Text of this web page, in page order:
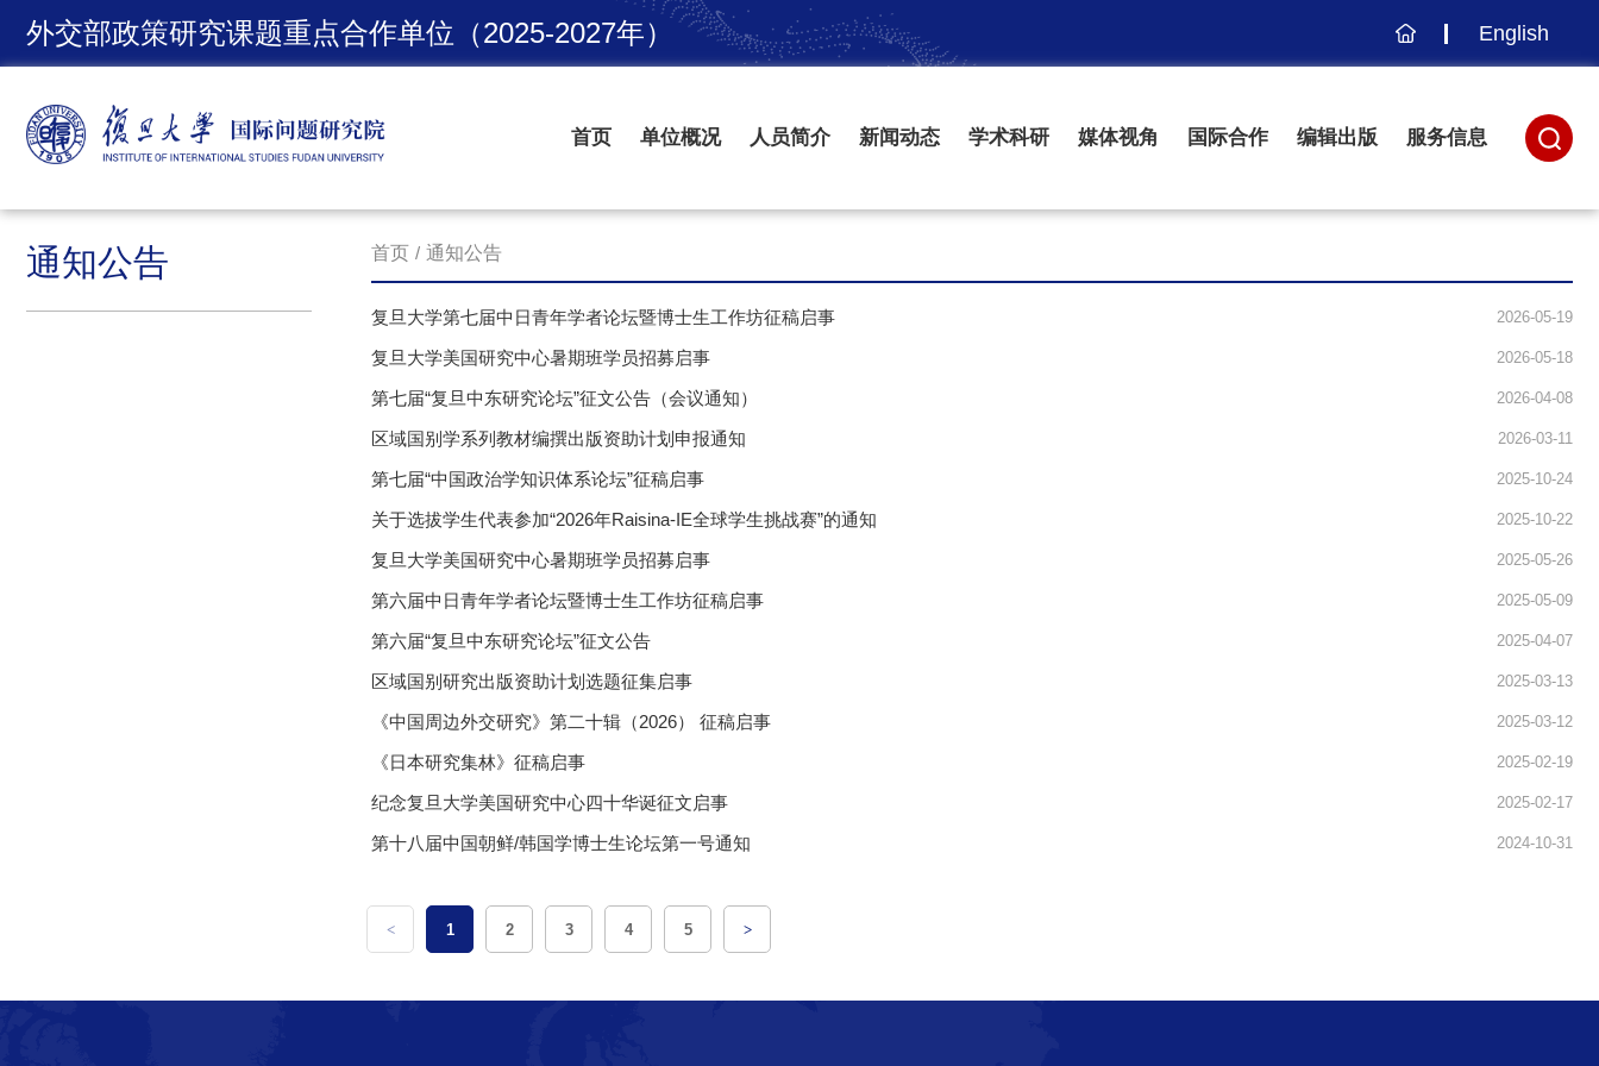
外交部政策研究课题重点合作单位（2025-2027年） 主 English
首页 单位概况 人员简介 新闻动态 学术科研 媒体视角 国际合作 编辑出版 服务信息
通知公告 首页 / 通知公告
2026-05-19
复旦大学第七届中日青年学者论坛暨博士生工作坊征稿启事
2026-05-18
复旦大学美国研究中心暑期班学员招募启事
2026-04-08
第七届“复旦中东研究论坛”征文公告（会议通知）
2026-03-11
区域国别学系列教材编撰出版资助计划申报通知
2025-10-24
第七届“中国政治学知识体系论坛”征稿启事
2025-10-22
关于选拔学生代表参加“2026年Raisina-IE全球学生挑战赛”的通知
2025-05-26
复旦大学美国研究中心暑期班学员招募启事
2025-05-09
第六届中日青年学者论坛暨博士生工作坊征稿启事
2025-04-07
第六届“复旦中东研究论坛”征文公告
2025-03-13
区域国别研究出版资助计划选题征集启事
2025-03-12
《中国周边外交研究》第二十辑（2026） 征稿启事
2025-02-19
《日本研究集林》征稿启事
2025-02-17
纪念复旦大学美国研究中心四十华诞征文启事
2024-10-31
第十八届中国朝鲜/韩国学博士生论坛第一号通知
< 1 2 3 4 5 >